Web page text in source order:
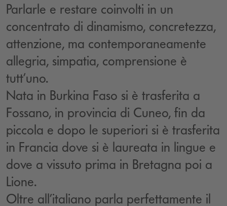
Parlarle e restare coinvolti in un
concentrato di dinamismo, concretezza,
attenzione, ma contemporaneamente
allegria, simpatia, comprensione è
tutt’uno.
Nata in Burkina Faso si è trasferita a
Fossano, in provincia di Cuneo, fin da
piccola e dopo le superiori si è trasferita
in Francia dove si è laureata in lingue e
dove a vissuto prima in Bretagna poi a
Lione.
Oltre all’italiano parla perfettamente il